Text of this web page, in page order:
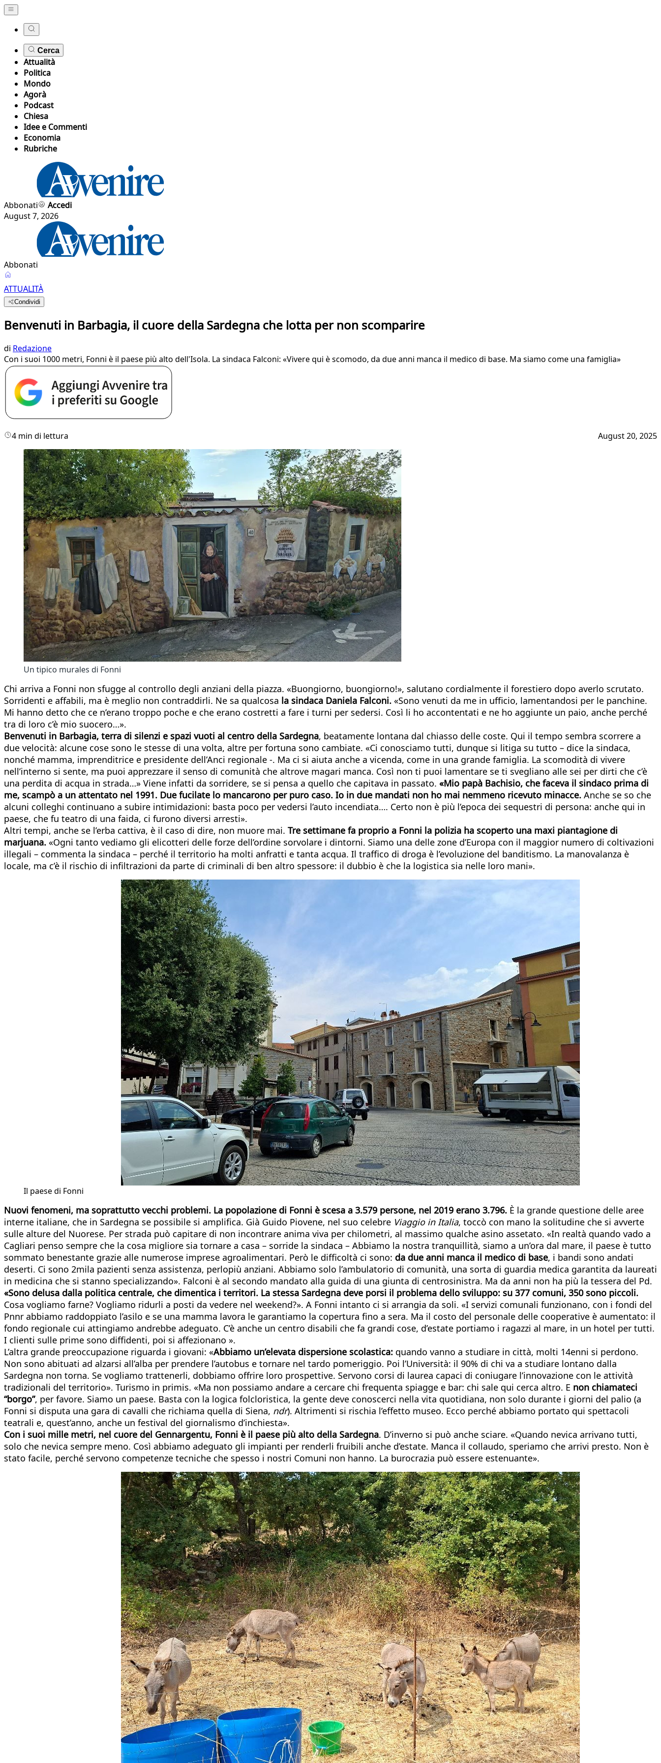
Cerca
Attualità
Politica
Mondo
Agorà
Podcast
Chiesa
Idee e Commenti
Economia
Rubriche
Abbonati
Accedi
August 7, 2026
Abbonati
ATTUALITÀ
Condividi
Benvenuti in Barbagia, il cuore della Sardegna che lotta per non scomparire
di Redazione
Con i suoi 1000 metri, Fonni è il paese più alto dell'Isola. La sindaca Falconi: «Vivere qui è scomodo, da due anni manca il medico di base. Ma siamo come una famiglia»
4 min di lettura August 20, 2025
Un tipico murales di Fonni
Chi arriva a Fonni non sfugge al controllo degli anziani della piazza. «Buongiorno, buongiorno!», salutano cordialmente il forestiero dopo averlo scrutato.
Sorridenti e affabili, ma è meglio non contraddirli. Ne sa qualcosa la sindaca Daniela Falconi. «Sono venuti da me in ufficio, lamentandosi per le panchine.
Mi hanno detto che ce n’erano troppo poche e che erano costretti a fare i turni per sedersi. Così li ho accontentati e ne ho aggiunte un paio, anche perché
tra di loro c’è mio suocero…».
Benvenuti in Barbagia, terra di silenzi e spazi vuoti al centro della Sardegna, beatamente lontana dal chiasso delle coste. Qui il tempo sembra scorrere a
due velocità: alcune cose sono le stesse di una volta, altre per fortuna sono cambiate. «Ci conosciamo tutti, dunque si litiga su tutto – dice la sindaca,
nonché mamma, imprenditrice e presidente dell’Anci regionale -. Ma ci si aiuta anche a vicenda, come in una grande famiglia. La scomodità di vivere
nell’interno si sente, ma puoi apprezzare il senso di comunità che altrove magari manca. Così non ti puoi lamentare se ti svegliano alle sei per dirti che c’è
una perdita di acqua in strada…» Viene infatti da sorridere, se si pensa a quello che capitava in passato. «Mio papà Bachisio, che faceva il sindaco prima di
me, scampò a un attentato nel 1991. Due fucilate lo mancarono per puro caso. Io in due mandati non ho mai nemmeno ricevuto minacce. Anche se so che
alcuni colleghi continuano a subire intimidazioni: basta poco per vedersi l’auto incendiata…. Certo non è più l’epoca dei sequestri di persona: anche qui in
paese, che fu teatro di una faida, ci furono diversi arresti».
Altri tempi, anche se l’erba cattiva, è il caso di dire, non muore mai. Tre settimane fa proprio a Fonni la polizia ha scoperto una maxi piantagione di
marjuana. «Ogni tanto vediamo gli elicotteri delle forze dell’ordine sorvolare i dintorni. Siamo una delle zone d’Europa con il maggior numero di coltivazioni
illegali – commenta la sindaca – perché il territorio ha molti anfratti e tanta acqua. Il traffico di droga è l’evoluzione del banditismo. La manovalanza è
locale, ma c’è il rischio di infiltrazioni da parte di criminali di ben altro spessore: il dubbio è che la logistica sia nelle loro mani».
Il paese di Fonni
Nuovi fenomeni, ma soprattutto vecchi problemi. La popolazione di Fonni è scesa a 3.579 persone, nel 2019 erano 3.796. È la grande questione delle aree
interne italiane, che in Sardegna se possibile si amplifica. Già Guido Piovene, nel suo celebre Viaggio in Italia, toccò con mano la solitudine che si avverte
sulle alture del Nuorese. Per strada può capitare di non incontrare anima viva per chilometri, al massimo qualche asino assetato. «In realtà quando vado a
Cagliari penso sempre che la cosa migliore sia tornare a casa – sorride la sindaca – Abbiamo la nostra tranquillità, siamo a un’ora dal mare, il paese è tutto
sommato benestante grazie alle numerose imprese agroalimentari. Però le difficoltà ci sono: da due anni manca il medico di base, i bandi sono andati
deserti. Ci sono 2mila pazienti senza assistenza, perlopiù anziani. Abbiamo solo l’ambulatorio di comunità, una sorta di guardia medica garantita da laureati
in medicina che si stanno specializzando». Falconi è al secondo mandato alla guida di una giunta di centrosinistra. Ma da anni non ha più la tessera del Pd.
«Sono delusa dalla politica centrale, che dimentica i territori. La stessa Sardegna deve porsi il problema dello sviluppo: su 377 comuni, 350 sono piccoli.
Cosa vogliamo farne? Vogliamo ridurli a posti da vedere nel weekend?». A Fonni intanto ci si arrangia da soli. «I servizi comunali funzionano, con i fondi del
Pnnr abbiamo raddoppiato l’asilo e se una mamma lavora le garantiamo la copertura fino a sera. Ma il costo del personale delle cooperative è aumentato: il
fondo regionale cui attingiamo andrebbe adeguato. C’è anche un centro disabili che fa grandi cose, d’estate portiamo i ragazzi al mare, in un hotel per tutti.
I clienti sulle prime sono diffidenti, poi si affezionano ».
L’altra grande preoccupazione riguarda i giovani: «Abbiamo un’elevata dispersione scolastica: quando vanno a studiare in città, molti 14enni si perdono.
Non sono abituati ad alzarsi all’alba per prendere l’autobus e tornare nel tardo pomeriggio. Poi l’Università: il 90% di chi va a studiare lontano dalla
Sardegna non torna. Se vogliamo trattenerli, dobbiamo offrire loro prospettive. Servono corsi di laurea capaci di coniugare l’innovazione con le attività
tradizionali del territorio». Turismo in primis. «Ma non possiamo andare a cercare chi frequenta spiagge e bar: chi sale qui cerca altro. E non chiamateci
“borgo”, per favore. Siamo un paese. Basta con la logica folcloristica, la gente deve conoscerci nella vita quotidiana, non solo durante i giorni del palio (a
Fonni si disputa una gara di cavalli che richiama quella di Siena, ndr). Altrimenti si rischia l’effetto museo. Ecco perché abbiamo portato qui spettacoli
teatrali e, quest’anno, anche un festival del giornalismo d’inchiesta».
Con i suoi mille metri, nel cuore del Gennargentu, Fonni è il paese più alto della Sardegna. D’inverno si può anche sciare. «Quando nevica arrivano tutti,
solo che nevica sempre meno. Così abbiamo adeguato gli impianti per renderli fruibili anche d’estate. Manca il collaudo, speriamo che arrivi presto. Non è
stato facile, perché servono competenze tecniche che spesso i nostri Comuni non hanno. La burocrazia può essere estenuante».